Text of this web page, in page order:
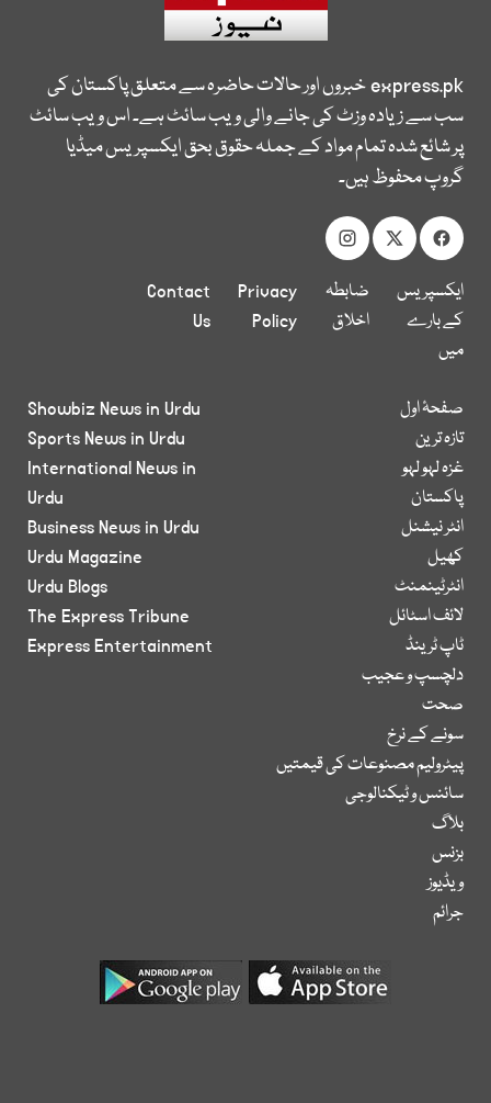
express.pkخبروں اور حالات حاضرہ سے متعلق پاکستان کی
سب سے زیادہ وزٹ کی جانے والی ویب سائٹ ہے۔ اس ویب سائٹ
پر شائع شدہ تمام مواد کے جملہ حقوق بحق ایکسپریس میڈیا
گروپ محفوظ ہیں۔
ایکسپریس
کے بارے
میں
ضابطہ
اخلاق
Privacy
Policy
Contact
Us
صفحۂ اول
تازہ ترین
غزہ لہو لہو
پاکستان
انٹر نیشنل
کھیل
انٹرٹینمنٹ
لائف اسٹائل
ٹاپ ٹرینڈ
دلچسپ و عجیب
صحت
سونے کے نرخ
پیٹرولیم مصنوعات کی قیمتیں
سائنس و ٹیکنالوجی
بلاگ
بزنس
ویڈیوز
جرائم
Showbiz News in Urdu
Sports News in Urdu
International News in
Urdu
Business News in Urdu
Urdu Magazine
Urdu Blogs
The Express Tribune
Express Entertainment